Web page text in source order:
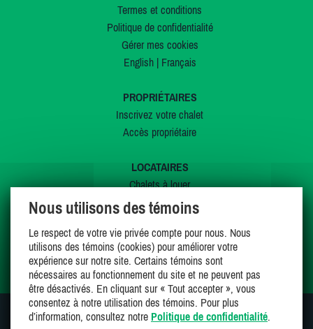
Termes et conditions
Politique de confidentialité
Gérer mes cookies
English| Français
PROPRIÉTAIRES
Inscrivez votre chalet
Accès propriétaire
LOCATAIRES
Chalets à louer
Chalets à vendre
Offres spéciales
Mes favoris
SUIVEZ-NOUS SUR
Nous utilisons des témoins
Le respect de votre vie privée compte pour nous. Nous
utilisons des témoins (cookies) pour améliorer votre
expérience sur notre site. Certains témoins sont
nécessaires au fonctionnement du site et ne peuvent pas
être désactivés. En cliquant sur « Tout accepter », vous
consentez à notre utilisation des témoins. Pour plus
d’information, consultez notre Politique de confidentialité.